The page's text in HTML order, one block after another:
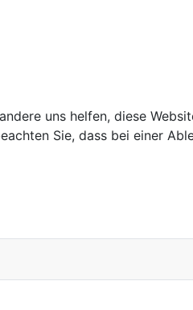
uns helfen, diese
Sie, dass bei einer